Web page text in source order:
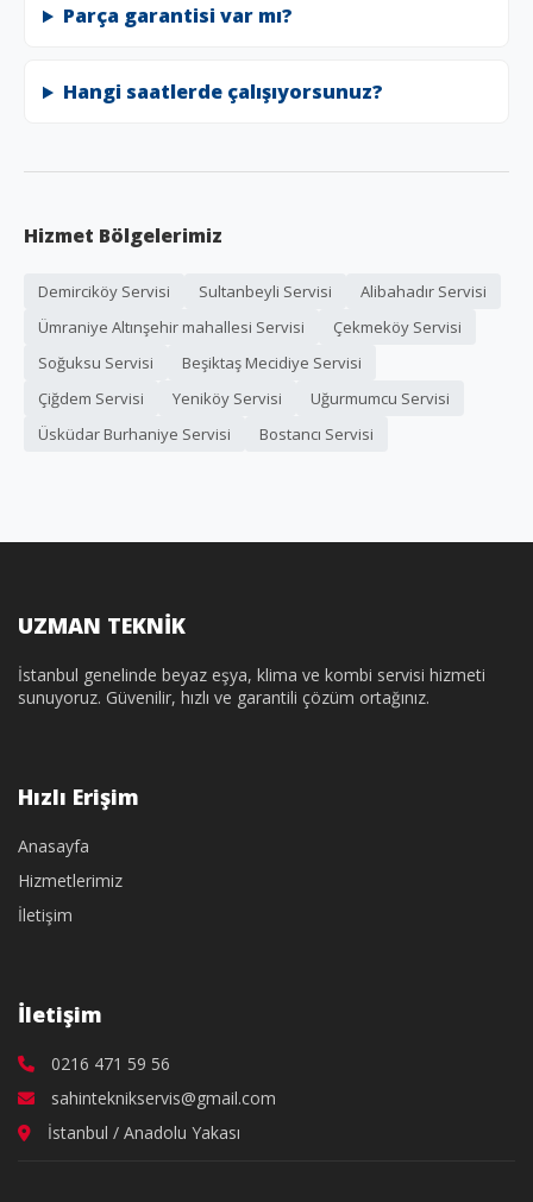
Parça garantisi var mı?
Hangi saatlerde çalışıyorsunuz?
Hizmet Bölgelerimiz
Demirciköy Servisi Sultanbeyli Servisi
Alibahadır Servisi
Ümraniye Altınşehir mahallesi Servisi
Çekmeköy Servisi
Soğuksu Servisi
Beşiktaş Mecidiye Servisi
Çiğdem Servisi
Yeniköy Servisi
Uğurmumcu Servisi
Üsküdar Burhaniye Servisi
Bostancı Servisi
UZMAN TEKNİK
İstanbul genelinde beyaz eşya, klima ve kombi servisi hizmeti
sunuyoruz. Güvenilir, hızlı ve garantili çözüm ortağınız.
Hızlı Erişim
Anasayfa
Hizmetlerimiz
İletişim
İletişim
0216 471 59 56
sahinteknikservis@gmail.com
İstanbul / Anadolu Yakası